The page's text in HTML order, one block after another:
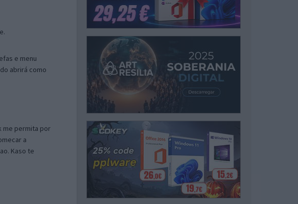
e menu
abrirá como
me permita por
a
Kaso te